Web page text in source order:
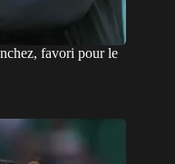
favori pour le